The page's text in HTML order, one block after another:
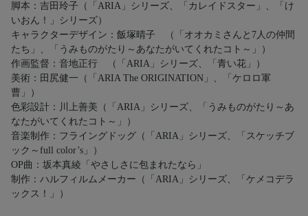
脚本：吉田玲子（「ARIA」シリーズ、「カレイドスター」、「け
いおん！」シリーズ）
キャラクターデザイン：飯塚晴子 （「オオカミさんと7人の仲間
たち」、「うみものがたり～あなたがいてくれたコト～」）
作画監督：音地正行 （「ARIA」シリーズ、「青い花」）
美術：田尻健一（「ARIA The ORIGINATION」、「ケロロ軍
曹」）
色彩設計：川上善美（「ARIA」シリーズ、「うみものがたり～あ
なたがいてくれたコト～」）
音楽制作：フライングドッグ（「ARIA」シリーズ、「スケッチブ
ック～full color’s」）
OP曲：坂本真綾「やさしさに包まれたなら」
制作：ハルフィルムメーカー（「ARIA」シリーズ、「ケメコデラ
ックス！」）